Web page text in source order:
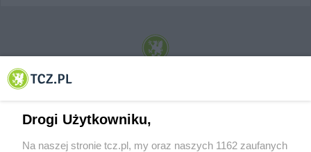
© 2001-2026 Tczew - TCZ.PL Sp. z o.o. Internetowy Serwis Informacyjny Miasta
Drogi Użytkowniku,
Na naszej stronie tcz.pl, my oraz naszych 1162 zaufanych